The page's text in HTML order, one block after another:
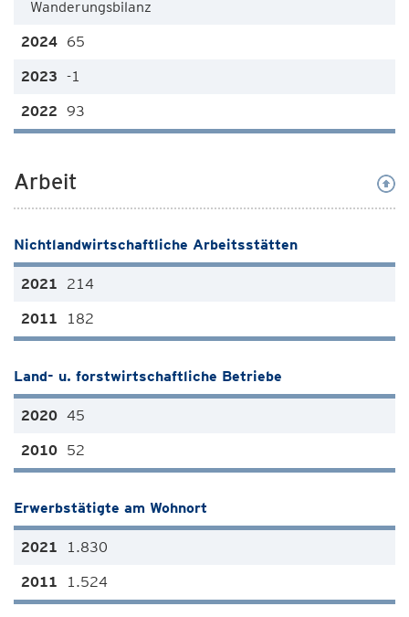
Wanderungsbilanz
65
-1
93
Arbeit
Nichtlandwirtschaftliche Arbeitsstätten
214
182
Land- u. forstwirtschaftliche Betriebe
45
52
Erwerbstätigte am Wohnort
1.830
1.524